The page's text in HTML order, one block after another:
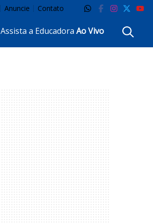
Anuncie Contato
Assista a EducadoraAo Vivo